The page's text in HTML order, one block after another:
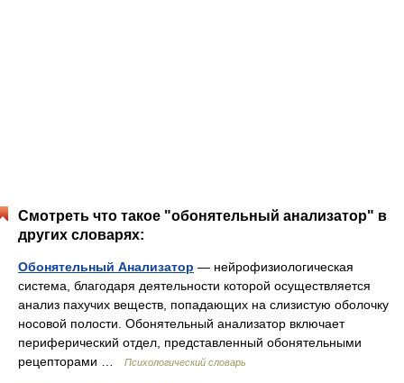
Смотреть что такое "обонятельный анализатор" в
других словарях:
Обонятельный Анализатор — нейрофизиологическая
система, благодаря деятельности которой осуществляется
анализ пахучих веществ, попадающих на слизистую оболочку
носовой полости. Обонятельный анализатор включает
периферический отдел, представленный обонятельными
рецепторами …
Психологический словарь